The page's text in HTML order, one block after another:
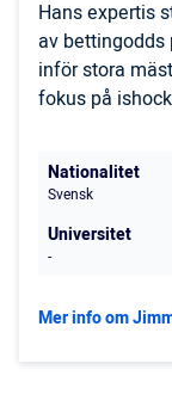
Hans expertis
av bettingodds
inför stora
fokus på
Nationalitet
Svensk
Universitet
-
Mer info om